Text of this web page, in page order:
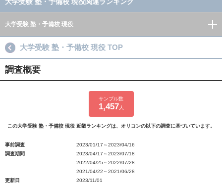
大学受験 塾・予備校 現役
大学受験 塾・予備校 現役 TOP
調査概要
サンプル数
1,457 人
この大学受験 塾・予備校 現役 近畿ランキングは、オリコンの以下の調査に基づいています。
事前調査
2023/01/17～2023/04/16
調査期間
2023/04/17～2023/07/18
2022/04/25～2022/07/28
2021/04/22～2021/06/28
更新日
2023/11/01